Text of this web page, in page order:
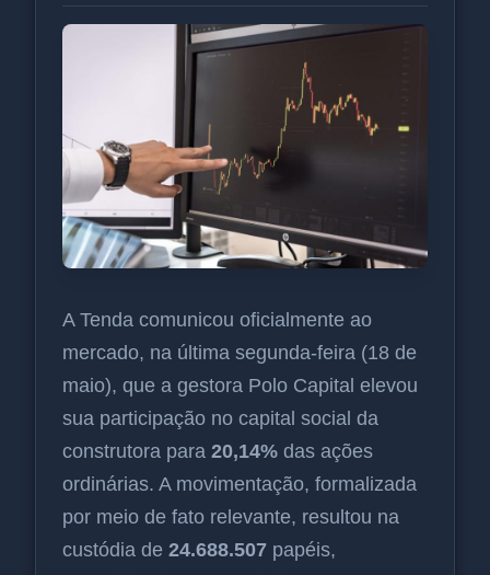
A Tenda comunicou oficialmente ao
mercado, na última segunda-feira (18 de
maio), que a gestora Polo Capital elevou
sua participação no capital social da
construtora para 20,14% das ações
ordinárias. A movimentação, formalizada
por meio de fato relevante, resultou na
custódia de 24.688.507 papéis,